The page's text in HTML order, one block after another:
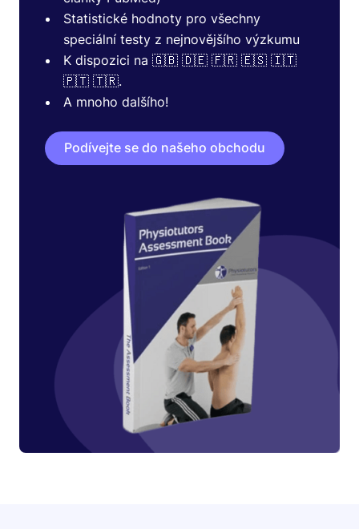
Statistické hodnoty pro všechny
speciální testy z nejnovějšího výzkumu
K dispozici na 🇬🇧 🇩🇪 🇫🇷 🇪🇸 🇮🇹
🇵🇹 🇹🇷.
A mnoho dalšího!
Podívejte se do našeho obchodu